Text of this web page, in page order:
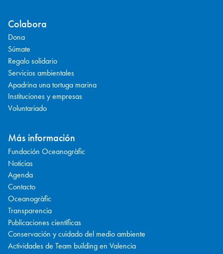
Colabora
Dona
Súmate
Regalo solidario
Servicios ambientales
Apadrina una tortuga marina
Instituciones y empresas
Voluntariado
Más información
Fundación Oceanogràfic
Noticias
Agenda
Contacto
Oceanogràfic
Transparencia
Publicaciones científicas
Conservación y cuidado del medio ambiente
Actividades de Team building en Valencia